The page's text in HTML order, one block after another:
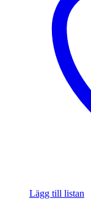
Lägg till listan